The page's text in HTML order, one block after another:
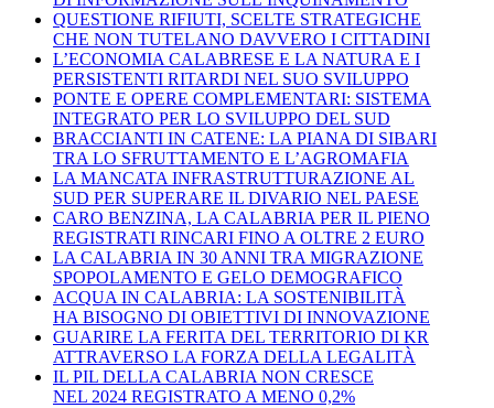
QUESTIONE RIFIUTI, SCELTE STRATEGICHE
CHE NON TUTELANO DAVVERO I CITTADINI
L’ECONOMIA CALABRESE E LA NATURA E I
PERSISTENTI RITARDI NEL SUO SVILUPPO
PONTE E OPERE COMPLEMENTARI: SISTEMA
INTEGRATO PER LO SVILUPPO DEL SUD
BRACCIANTI IN CATENE: LA PIANA DI SIBARI
TRA LO SFRUTTAMENTO E L’AGROMAFIA
LA MANCATA INFRASTRUTTURAZIONE AL
SUD PER SUPERARE IL DIVARIO NEL PAESE
CARO BENZINA, LA CALABRIA PER IL PIENO
REGISTRATI RINCARI FINO A OLTRE 2 EURO
LA CALABRIA IN 30 ANNI TRA MIGRAZIONE
SPOPOLAMENTO E GELO DEMOGRAFICO
ACQUA IN CALABRIA: LA SOSTENIBILITÀ
HA BISOGNO DI OBIETTIVI DI INNOVAZIONE
GUARIRE LA FERITA DEL TERRITORIO DI KR
ATTRAVERSO LA FORZA DELLA LEGALITÀ
IL PIL DELLA CALABRIA NON CRESCE
NEL 2024 REGISTRATO A MENO 0,2%